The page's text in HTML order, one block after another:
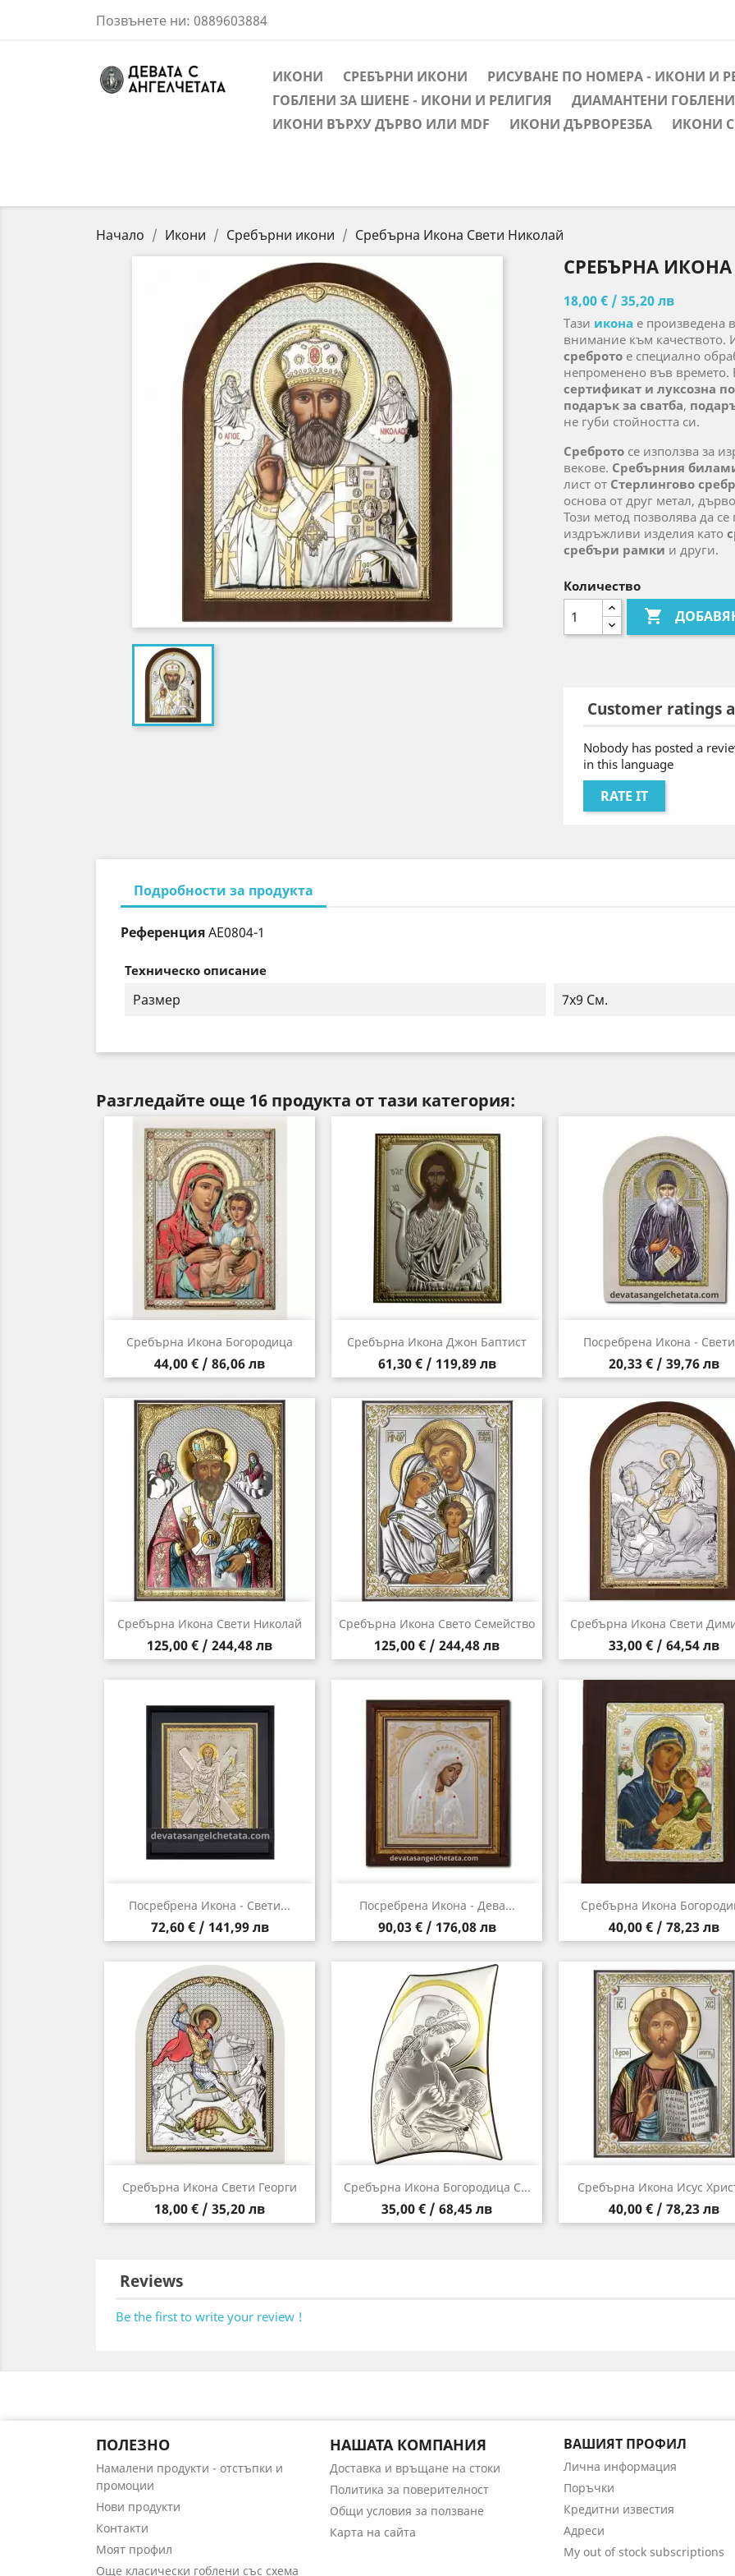
Позвънете ни: 0889603884
ИКОНИ СРЕБЪРНИ ИКОНИ
РИСУВАНЕ ПО НОМЕРА - ИКОНИ И
ГОБЛЕНИ ЗА ШИЕНЕ - ИКОНИ И РЕЛИГИЯ
ДИАМАНТЕНИ
ИКОНИ ВЪРХУ ДЪРВО ИЛИ MDF
ИКОНИ ДЪРВОРЕЗБА ИКОНИ
Начало Икони Сребърни икони Сребърна Икона Свети Николай
СРЕБЪРНА
18,00 € / 35,20 лв
Тази икона е произведена в
внимание към качеството.
среброто е специално
непроменено във времето.
сертификат и луксозна
подарък за сватба,
не губи стойността си.
Среброто се използва за
векове. Сребърния
лист от Стерлингово
основа от друг метал,
Този метод позволява да
издръжливи изделия като
сребъри рамки и други.
Количество

Customer ratings
Nobody has posted a
in this language
RATE IT
Подробности за продукта
РеференцияAE0804-1
Техническо описание
Размер 7х9 См.
Разгледайте още 16 продукта от тази категория:
Сребърна Икона Богородица
Цена
44,00 € / 86,06 лв
Бърз преглед Сребърна Икона Джон Баптист
Цена
61,30 € / 119,89 лв
Бърз преглед Посребрена Икона -
Цена
20,33 € / 39,76 лв
Бърз преглед
Сребърна Икона Свети Николай
Цена
125,00 € / 244,48 лв
 Бърз преглед Сребърна Икона Свето Семейство
Цена
125,00 € / 244,48 лв
Бърз преглед Сребърна Икона Свети
Цена
33,00 € / 64,54 лв
 Бърз преглед
Посребрена Икона - Свети...
Цена
72,60 € / 141,99 лв
Бърз преглед Посребрена Икона - Дева...
Цена
90,03 € / 176,08 лв
Бърз преглед Сребърна Икона
Цена
40,00 € / 78,23 лв
Бърз преглед
Сребърна Икона Свети Георги
Цена
18,00 € / 35,20 лв
Бърз преглед Сребърна Икона Богородица С...
Цена
35,00 € / 68,45 лв
 Бърз преглед Сребърна Икона Исус
Цена
40,00 € / 78,23 лв
Бърз преглед
Reviews
Be the first to write your review !
ПОЛЕЗНО
Намалени продукти - отстъпки и
промоции
Нови продукти
Контакти
Моят профил
Още класически гоблени със схема
НАШАТА КОМПАНИЯ
Доставка и връщане на стоки
Политика за поверителност
Общи условия за ползване
Карта на сайта
ВАШИЯТ ПРОФИЛ
Лична информация
Поръчки
Кредитни известия
Адреси
My out of stock subscriptions